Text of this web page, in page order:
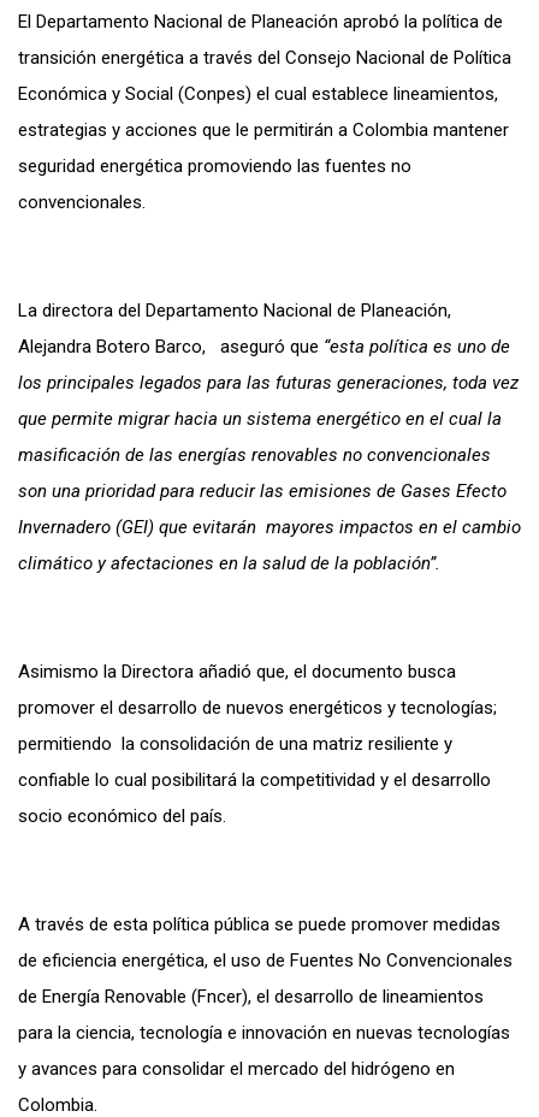
El Departamento Nacional de Planeación aprobó la política de
transición energética a través del Consejo Nacional de Política
Económica y Social (Conpes) el cual establece lineamientos,
estrategias y acciones que le permitirán a Colombia mantener
seguridad energética promoviendo las fuentes no
convencionales.
La directora del Departamento Nacional de Planeación,
Alejandra Botero Barco, aseguró que “esta política es uno de
los principales legados para las futuras generaciones, toda vez
que permite migrar hacia un sistema energético en el cual la
masificación de las energías renovables no convencionales
son una prioridad para reducir las emisiones de Gases Efecto
Invernadero (GEI) que evitarán mayores impactos en el cambio
climático y afectaciones en la salud de la población”.
Asimismo la Directora añadió que, el documento busca
promover el desarrollo de nuevos energéticos y tecnologías;
permitiendo la consolidación de una matriz resiliente y
confiable lo cual posibilitará la competitividad y el desarrollo
socio económico del país.
A través de esta política pública se puede promover medidas
de eficiencia energética, el uso de Fuentes No Convencionales
de Energía Renovable (Fncer), el desarrollo de lineamientos
para la ciencia, tecnología e innovación en nuevas tecnologías
y avances para consolidar el mercado del hidrógeno en
Colombia.